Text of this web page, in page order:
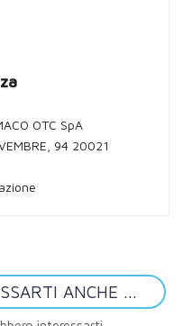
OTC SpA
94 20021
ANCHE ...